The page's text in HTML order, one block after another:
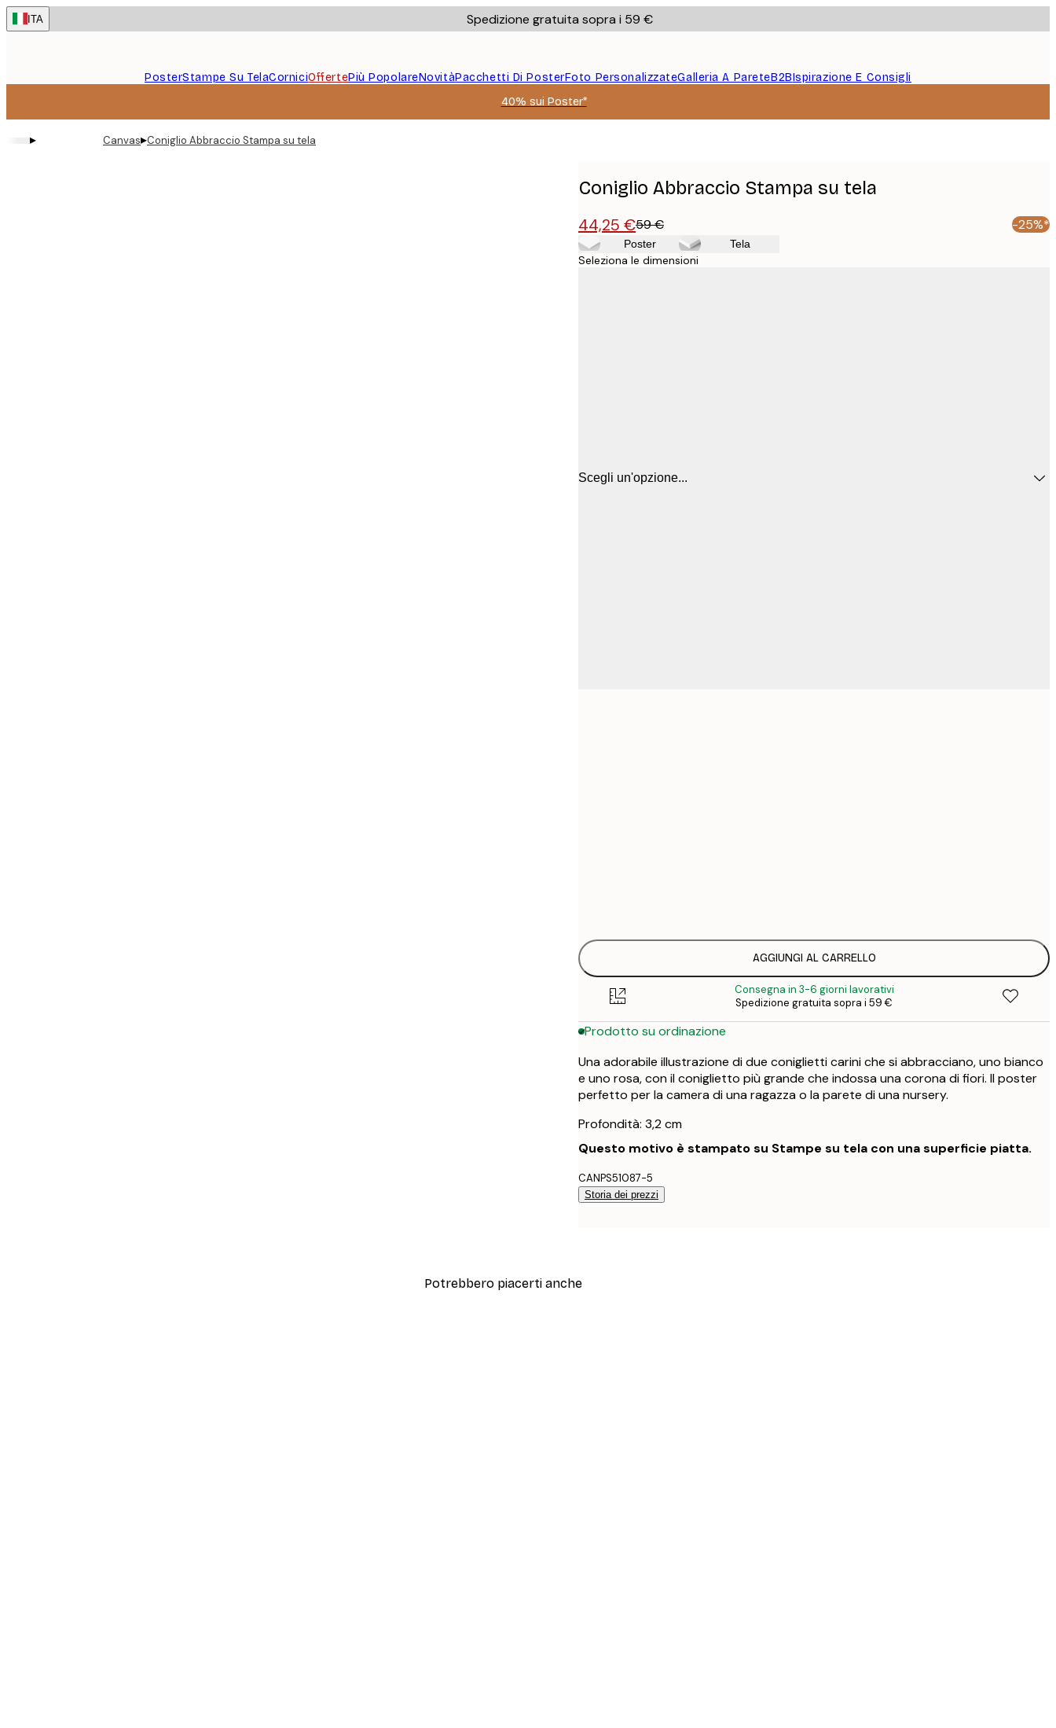
Skip
to
ITA Spedizione gratuita sopra i 59 €
PosterStampe Su TelaCorniciOffertePiù PopolareNovitàPacchetti Di PosterFoto PersonalizzateGalleria A PareteB2BIspirazione E Consigli
40% sui Poster*
▸ Canvas▸Coniglio Abbraccio Stampa su tela
Coniglio Abbraccio Stampa su tela
44,25 €59 € -25%*
Poster Tela
Seleziona le dimensioni
Scegli un'opzione...
AGGIUNGI AL CARRELLO
Consegna in 3-6 giorni lavorativi
Spedizione gratuita sopra i 59 €
Prodotto su ordinazione
Una adorabile illustrazione di due coniglietti carini che si abbracciano, uno bianco
e uno rosa, con il coniglietto più grande che indossa una corona di fiori. Il poster
perfetto per la camera di una ragazza o la parete di una nursery.
Profondità: 3,2 cm
Questo motivo è stampato su Stampe su tela con una superficie piatta.
CANPS51087-5
Storia dei prezzi
Potrebbero piacerti anche